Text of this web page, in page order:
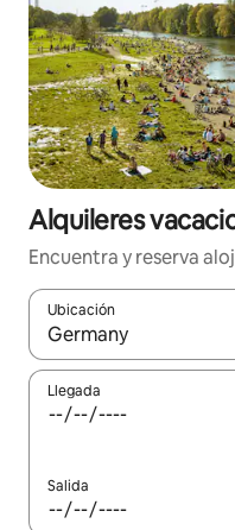
Alquileres
Encuentra y reserva
Ubicación
Cuando los resultados
Llegada
Salida